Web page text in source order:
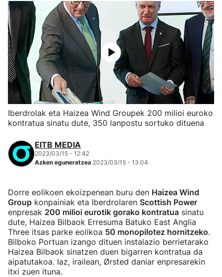
Iberdrolak eta Haizea Wind Groupek 200 milioi euroko
kontratua sinatu dute, 350 lanpostu sortuko dituena
EITB MEDIA
2023/03/15 - 12:42
Azken eguneratzea 2023/03/15 - 13:04
Dorre eolikoen ekoizpenean buru den Haizea Wind
Group konpainiak eta Iberdrolaren Scottish Power
enpresak 200 milioi eurotik gorako kontratua sinatu
dute, Haizea Bilbaok Erresuma Batuko East Anglia
Three itsas parke eolikoa 50 monopilotez hornitzeko.
Bilboko Portuan izango dituen instalazio berrietarako
Haizea Bilbaok sinatzen duen bigarren kontratua da
aipatutakoa. Iaz, irailean, Ørsted daniar enpresarekin
itxi zuen ituna.